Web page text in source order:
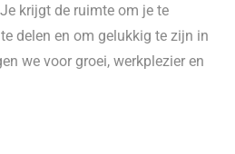
krijgt de ruimte om je te
delen en om gelukkig te zijn in
we voor groei, werkplezier en